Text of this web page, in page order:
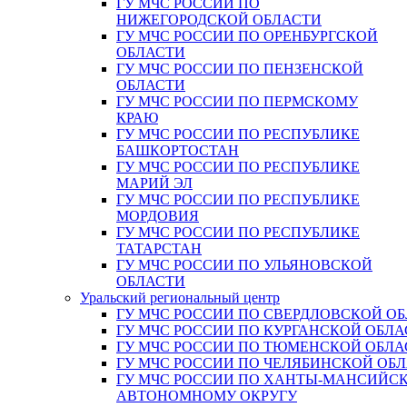
ГУ МЧС РОССИИ ПО
НИЖЕГОРОДСКОЙ ОБЛАСТИ
ГУ МЧС РОССИИ ПО ОРЕНБУРГСКОЙ
ОБЛАСТИ
ГУ МЧС РОССИИ ПО ПЕНЗЕНСКОЙ
ОБЛАСТИ
ГУ МЧС РОССИИ ПО ПЕРМСКОМУ
КРАЮ
ГУ МЧС РОССИИ ПО РЕСПУБЛИКЕ
БАШКОРТОСТАН
ГУ МЧС РОССИИ ПО РЕСПУБЛИКЕ
МАРИЙ ЭЛ
ГУ МЧС РОССИИ ПО РЕСПУБЛИКЕ
МОРДОВИЯ
ГУ МЧС РОССИИ ПО РЕСПУБЛИКЕ
ТАТАРСТАН
ГУ МЧС РОССИИ ПО УЛЬЯНОВСКОЙ
ОБЛАСТИ
Уральский региональный центр
ГУ МЧС РОССИИ ПО СВЕРДЛОВСКОЙ
ГУ МЧС РОССИИ ПО КУРГАНСКОЙ
ГУ МЧС РОССИИ ПО ТЮМЕНСКОЙ
ГУ МЧС РОССИИ ПО ЧЕЛЯБИНСКОЙ
ГУ МЧС РОССИИ ПО ХАНТЫ-
АВТОНОМНОМУ ОКРУГУ